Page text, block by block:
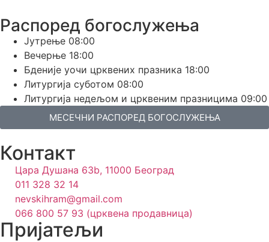
Распоред богослужења
Јутрење 08:00
Вечерње 18:00
Бденије уочи црквених празника 18:00
Литургија суботом 08:00
Литургија недељом и црквеним празницима 09:00
МЕСЕЧНИ РАСПОРЕД БОГОСЛУЖЕЊА
Контакт
Цара Душана 63b, 11000 Београд
011 328 32 14
nevskihram@gmail.com
066 800 57 93 (црквена продавница)
Пријатељи